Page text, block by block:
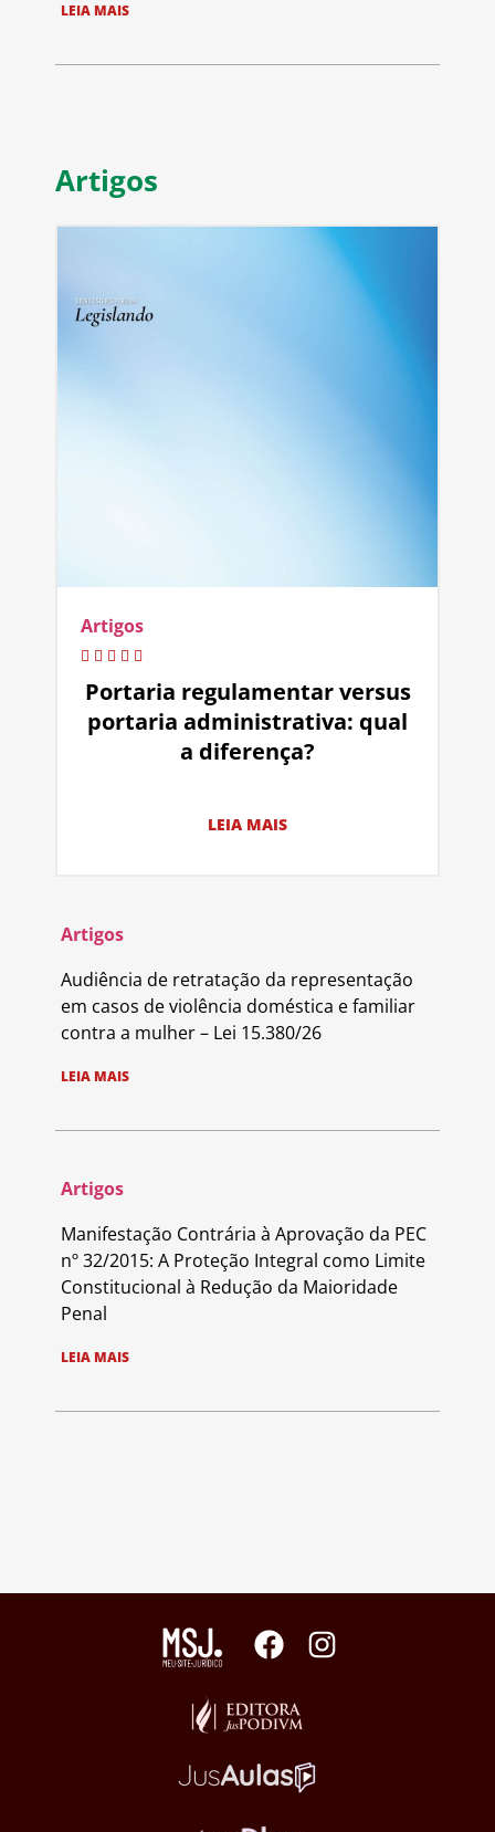
LEIA MAIS
Artigos
Artigos
Portaria regulamentar versus
portaria administrativa: qual
a diferença?
LEIA MAIS
Artigos
Audiência de retratação da representação
em casos de violência doméstica e familiar
contra a mulher – Lei 15.380/26
LEIA MAIS
Artigos
Manifestação Contrária à Aprovação da PEC
nº 32/2015: A Proteção Integral como Limite
Constitucional à Redução da Maioridade
Penal
LEIA MAIS